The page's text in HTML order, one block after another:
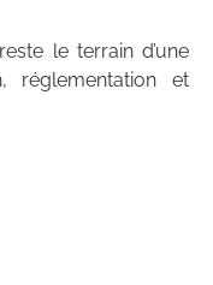
le terrain d’une
réglementation et